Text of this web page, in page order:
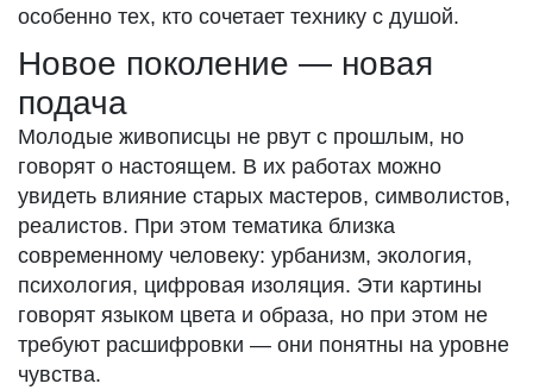
особенно тех, кто сочетает технику с душой.
Новое поколение — новая
подача
Молодые живописцы не рвут с прошлым, но
говорят о настоящем. В их работах можно
увидеть влияние старых мастеров, символистов,
реалистов. При этом тематика близка
современному человеку: урбанизм, экология,
психология, цифровая изоляция. Эти картины
говорят языком цвета и образа, но при этом не
требуют расшифровки — они понятны на уровне
чувства.